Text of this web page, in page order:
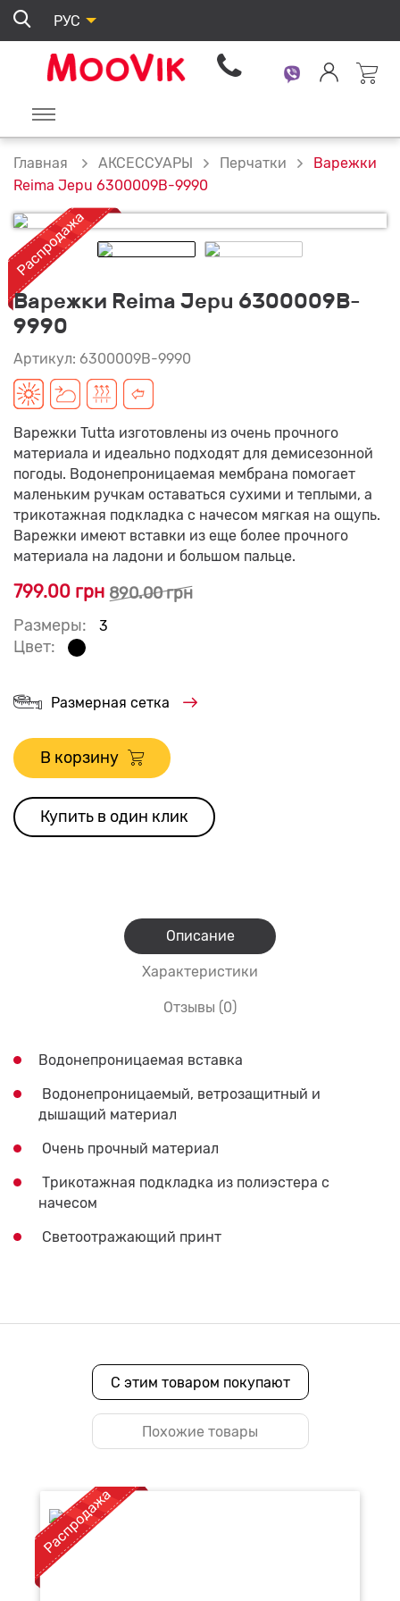
РУС
Главная АКСЕССУАРЫ Перчатки
Варежки
Reima Jepu 6300009B-9990
Варежки Reima Jepu 6300009B-
9990
Артикул: 6300009B-9990
Варежки Tutta изготовлены из очень прочного
материала и идеально подходят для демисезонной
погоды. Водонепроницаемая мембрана помогает
маленьким ручкам оставаться сухими и теплыми, а
трикотажная подкладка с начесом мягкая на ощупь.
Варежки имеют вставки из еще более прочного
материала на ладони и большом пальце.
799.00 грн 890.00 грн
Размеры:
3
Цвет:
Размерная сетка
В корзину
Купить в один клик
Описание
Характеристики
Отзывы (0)
Водонепроницаемая вставка
Водонепроницаемый, ветрозащитный и
дышащий материал
Очень прочный материал
Трикотажная подкладка из полиэстера с
начесом
Светоотражающий принт
С этим товаром покупают
Похожие товары